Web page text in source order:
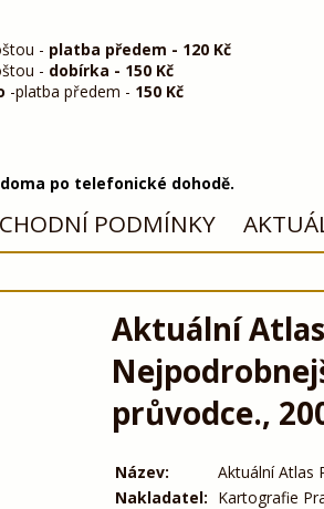
- platba předem - 120 Kč
- dobírka - 150 Kč
-platba předem - 150 Kč
po telefonické dohodě.
PODMÍNKY
Aktuální
průvodce.,
Název:
Aktuální Atlas
Nakladatel: Kartografie